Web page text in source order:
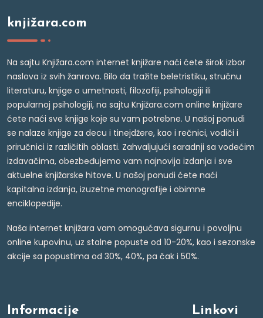
knjižara.com
Na sajtu Knjižara.com internet knjižare naći ćete širok izbor
naslova iz svih žanrova. Bilo da tražite beletristiku, stručnu
literaturu, knjige o umetnosti, filozofiji, psihologiji ili
popularnoj psihologiji, na sajtu Knjižara.com online knjižare
ćete naći sve knjige koje su vam potrebne. U našoj ponudi
se nalaze knjige za decu i tinejdžere, kao i rečnici, vodiči i
priručnici iz različitih oblasti. Zahvaljujući saradnji sa vodećim
izdavačima, obezbeđujemo vam najnovija izdanja i sve
aktuelne knjižarske hitove. U našoj ponudi ćete naći
kapitalna izdanja, izuzetne monografije i obimne
enciklopedije.
Naša internet knjižara vam omogućava sigurnu i povoljnu
online kupovinu, uz stalne popuste od 10-20%, kao i sezonske
akcije sa popustima od 30%, 40%, pa čak i 50%.
Informacije Linkovi